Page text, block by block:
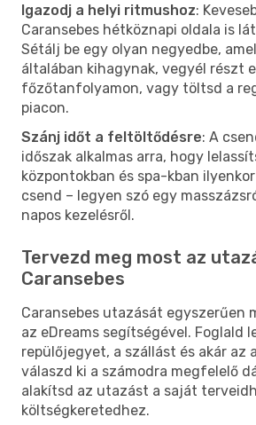
Igazodj a helyi ritmushoz:
Caransebes hétköznapi oldala is
Sétálj be egy olyan negyedbe,
általában kihagynak, vegyél részt
főzőtanfolyamon, vagy töltsd a
piacon.
Szánj időt a feltöltődésre: A
időszak alkalmas arra, hogy
központokban és spa-kban
csend – legyen szó egy
napos kezelésről.
Tervezd meg most az
Caransebes
Caransebes utazását egyszerűen
az eDreams segítségével. Foglald
repülőjegyet, a szállást és akár az
válaszd ki a számodra megfelelő
alakítsd az utazást a saját
költségkeretedhez.